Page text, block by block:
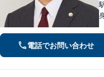
電話でお問い合わせ